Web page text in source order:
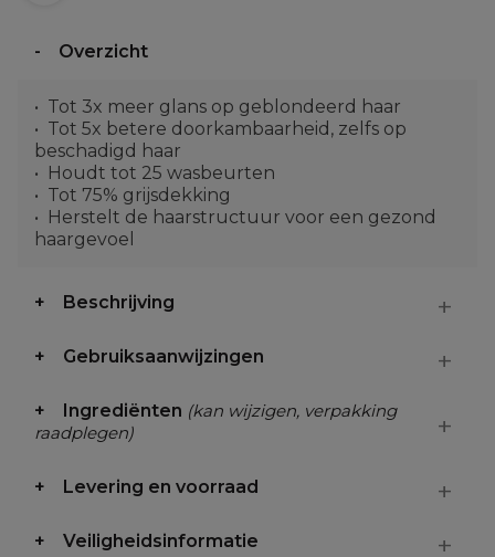
Overzicht
Tot 3x meer glans op geblondeerd haar
Tot 5x betere doorkambaarheid, zelfs op
beschadigd haar
Houdt tot 25 wasbeurten
Tot 75% grijsdekking
Herstelt de haarstructuur voor een gezond
haargevoel
Beschrijving
Gebruiksaanwijzingen
Ingrediënten (kan wijzigen, verpakking
raadplegen)
Levering en voorraad
Veiligheidsinformatie